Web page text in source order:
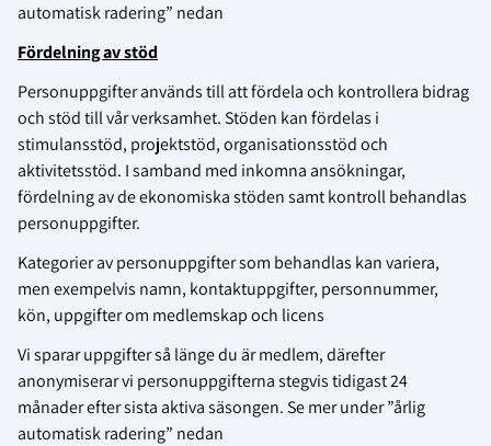
automatisk radering” nedan
Fördelning av stöd
Personuppgifter används till att fördela och kontrollera bidrag
och stöd till vår verksamhet. Stöden kan fördelas i
stimulansstöd, projektstöd, organisationsstöd och
aktivitetsstöd. I samband med inkomna ansökningar,
fördelning av de ekonomiska stöden samt kontroll behandlas
personuppgifter.
Kategorier av personuppgifter som behandlas kan variera,
men exempelvis namn, kontaktuppgifter, personnummer,
kön, uppgifter om medlemskap och licens
Vi sparar uppgifter så länge du är medlem, därefter
anonymiserar vi personuppgifterna stegvis tidigast 24
månader efter sista aktiva säsongen. Se mer under ”årlig
automatisk radering” nedan